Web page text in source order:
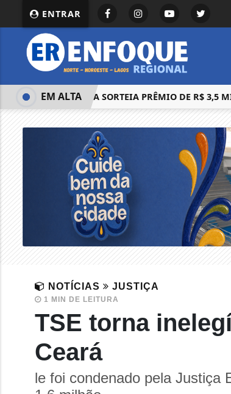
ENTRAR
MEGA-SENA SORTEIA PRÊMIO DE R$ 3,5
EM ALTA
NOTÍCIAS JUSTIÇA
1 MIN DE LEITURA
TSE torna
Ceará
le foi condenado pela Justiça